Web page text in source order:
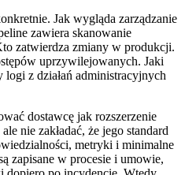
Jak wygląda zarządzanie
zawiera skanowanie
zatwierdza zmiany w produkcji.
uprzywilejowanych. Jaki
z działań administracyjnych
dostawcę jak rozszerzenie
nie zakładać, że jego standard
metryki i minimalne
zapisane w procesie i umowie,